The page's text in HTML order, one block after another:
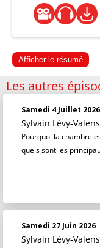
Afficher le résumé
Les autres
Samedi 4 Juillet 2026
Sylvain Lévy-
Pourquoi la chambre
quels sont les
Samedi 27 Juin 2026
Sylvain Lévy-